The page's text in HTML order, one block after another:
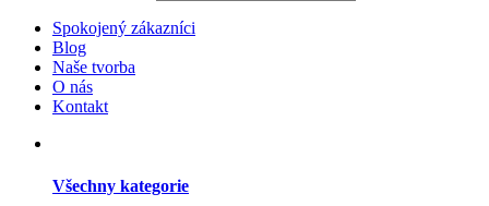
Spokojený zákazníci
Blog
Naše tvorba
O nás
Kontakt
Všechny kategorie